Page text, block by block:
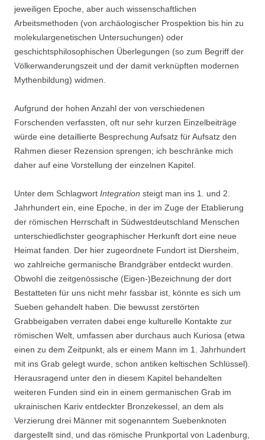
jeweiligen Epoche, aber auch wissenschaftlichen
Arbeitsmethoden (von archäologischer Prospektion bis hin zu
molekulargenetischen Untersuchungen) oder
geschichtsphilosophischen Überlegungen (so zum Begriff der
Völkerwanderungszeit und der damit verknüpften modernen
Mythenbildung) widmen.
Aufgrund der hohen Anzahl der von verschiedenen
Forschenden verfassten, oft nur sehr kurzen Einzelbeiträge
würde eine detaillierte Besprechung Aufsatz für Aufsatz den
Rahmen dieser Rezension sprengen; ich beschränke mich
daher auf eine Vorstellung der einzelnen Kapitel.
Unter dem Schlagwort Integration steigt man ins 1. und 2.
Jahrhundert ein, eine Epoche, in der im Zuge der Etablierung
der römischen Herrschaft in Südwestdeutschland Menschen
unterschiedlichster geographischer Herkunft dort eine neue
Heimat fanden. Der hier zugeordnete Fundort ist Diersheim,
wo zahlreiche germanische Brandgräber entdeckt wurden.
Obwohl die zeitgenössische (Eigen-)Bezeichnung der dort
Bestatteten für uns nicht mehr fassbar ist, könnte es sich um
Sueben gehandelt haben. Die bewusst zerstörten
Grabbeigaben verraten dabei enge kulturelle Kontakte zur
römischen Welt, umfassen aber durchaus auch Kuriosa (etwa
einen zu dem Zeitpunkt, als er einem Mann im 1. Jahrhundert
mit ins Grab gelegt wurde, schon antiken keltischen Schlüssel).
Herausragend unter den in diesem Kapitel behandelten
weiteren Funden sind ein in einem germanischen Grab im
ukrainischen Kariv entdeckter Bronzekessel, an dem als
Verzierung drei Männer mit sogenanntem Suebenknoten
dargestellt sind, und das römische Prunkportal von Ladenburg,